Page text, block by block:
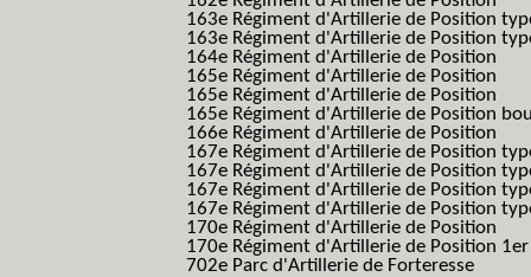
163e Régiment d'Artillerie de Position
163e Régiment d'Artillerie de Position
164e Régiment d'Artillerie de Position
165e Régiment d'Artillerie de Position
165e Régiment d'Artillerie de Position
165e Régiment d'Artillerie de Position
166e Régiment d'Artillerie de Position
167e Régiment d'Artillerie de Position
167e Régiment d'Artillerie de Position
167e Régiment d'Artillerie de Position
167e Régiment d'Artillerie de Position
170e Régiment d'Artillerie de Position
170e Régiment d'Artillerie de Position
702e Parc d'Artillerie de Forteresse